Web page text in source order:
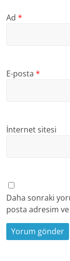
Ad*
E-posta*
İnternet sitesi
Daha sonraki
posta adresim